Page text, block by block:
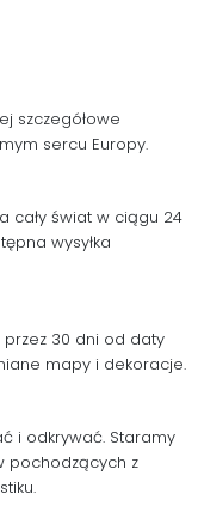
szczegółowe
sercu Europy.
cały świat w ciągu 24
wysyłka
30 dni od daty
mapy i dekoracje.
i odkrywać. Staramy
pochodzących z